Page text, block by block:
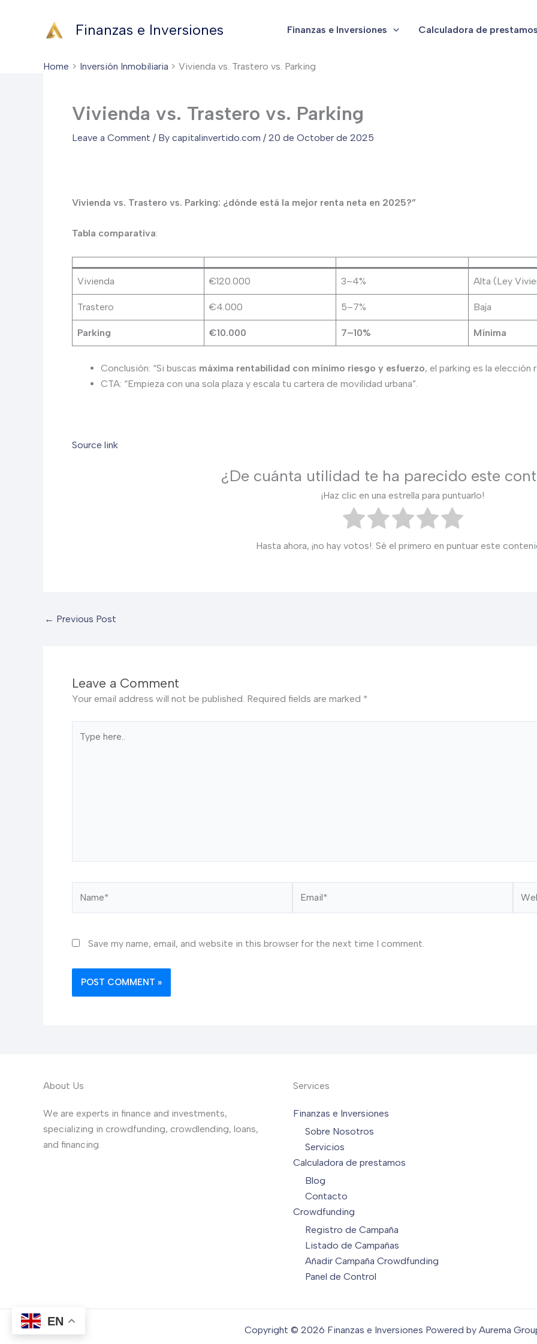
Finanzas e Inversiones Finanzas e Inversiones Calculadora de
Home Inversión Inmobiliaria Vivienda vs. Trastero vs. Parking
Vivienda vs. Trastero vs. Parking
Leave a Comment / By capitalinvertido.com / 20 de October de 2025
Vivienda vs. Trastero vs. Parking: ¿dónde está la mejor renta neta en 2025?”
Tabla comparativa:
Vivienda €120.000 3–4% Alta (Ley
Trastero €4.000 5–7% Baja
Parking €10.000 7–10% Mínima
Conclusión: “Si buscas máxima rentabilidad con mínimo riesgo y esfuerzo, el parking es la elección
CTA: “Empieza con una sola plaza y escala tu cartera de movilidad urbana”.
Source link
¿De cuánta utilidad te ha parecido este
¡Haz clic en una estrella para puntuarlo!
Hasta ahora, ¡no hay votos!. Sé el primero en puntuar este
← Previous Post
Leave a Comment
Your email address will not be published. Required fields are marked *
here..
Save my name, email, and website in this browser for the next time I comment.
About Us
We are experts in finance and investments,
specializing in crowdfunding, crowdlending, loans,
and financing.
Services
Finanzas e Inversiones
Sobre Nosotros
Servicios
Calculadora de prestamos
Blog
Contacto
Crowdfunding
Registro de Campaña
Listado de Campañas
Añadir Campaña Crowdfunding
Panel de Control
Copyright © 2026 Finanzas e Inversiones Powered by Aurema
EN